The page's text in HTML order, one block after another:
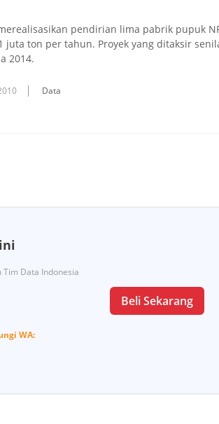
pendirian lima pabrik pupuk
ton per tahun. Proyek yang ditaksir
2014.
Data
Data Indonesia
WA:
Beli Sekarang